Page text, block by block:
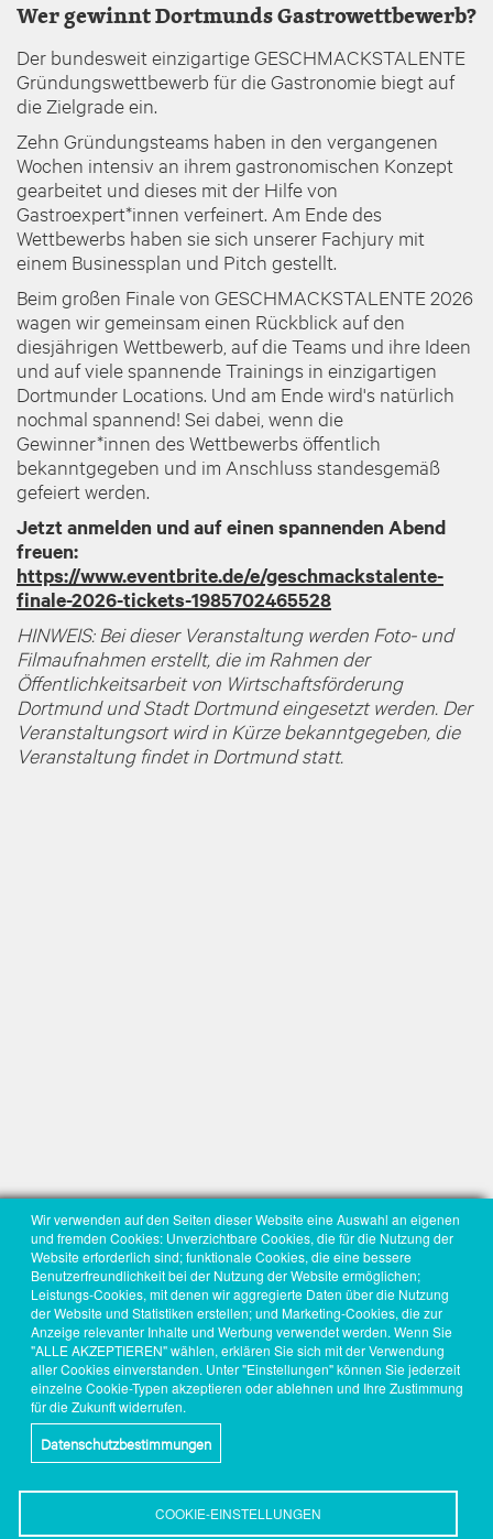
Wer gewinnt Dortmunds Gastrowettbewerb?
Der bundesweit einzigartige GESCHMACKSTALENTE
Gründungswettbewerb für die Gastronomie biegt auf
die Zielgrade ein.
Zehn Gründungsteams haben in den vergangenen
Wochen intensiv an ihrem gastronomischen Konzept
gearbeitet und dieses mit der Hilfe von
Gastroexpert*innen verfeinert. Am Ende des
Wettbewerbs haben sie sich unserer Fachjury mit
einem Businessplan und Pitch gestellt.
Beim großen Finale von GESCHMACKSTALENTE 2026
wagen wir gemeinsam einen Rückblick auf den
diesjährigen Wettbewerb, auf die Teams und ihre Ideen
und auf viele spannende Trainings in einzigartigen
Dortmunder Locations. Und am Ende wird's natürlich
nochmal spannend! Sei dabei, wenn die
Gewinner*innen des Wettbewerbs öffentlich
bekanntgegeben und im Anschluss standesgemäß
gefeiert werden.
Jetzt anmelden und auf einen spannenden Abend
freuen:
https://www.eventbrite.de/e/geschmackstalente-
finale-2026-tickets-1985702465528
HINWEIS: Bei dieser Veranstaltung werden Foto- und
Filmaufnahmen erstellt, die im Rahmen der
Öffentlichkeitsarbeit von Wirtschaftsförderung
Dortmund und Stadt Dortmund eingesetzt werden. Der
Veranstaltungsort wird in Kürze bekanntgegeben, die
Veranstaltung findet in Dortmund statt.
Wir verwenden auf den Seiten dieser Website eine Auswahl an eigenen
und fremden Cookies: Unverzichtbare Cookies, die für die Nutzung der
Website erforderlich sind; funktionale Cookies, die eine bessere
Benutzerfreundlichkeit bei der Nutzung der Website ermöglichen;
Leistungs-Cookies, mit denen wir aggregierte Daten über die Nutzung
der Website und Statistiken erstellen; und Marketing-Cookies, die zur
Anzeige relevanter Inhalte und Werbung verwendet werden. Wenn Sie
"ALLE AKZEPTIEREN" wählen, erklären Sie sich mit der Verwendung
aller Cookies einverstanden. Unter "Einstellungen" können Sie jederzeit
einzelne Cookie-Typen akzeptieren oder ablehnen und Ihre Zustimmung
für die Zukunft widerrufen.
Datenschutzbestimmungen
COOKIE-EINSTELLUNGEN